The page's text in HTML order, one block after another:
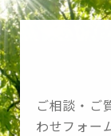
ご相談・ご
わせフォー